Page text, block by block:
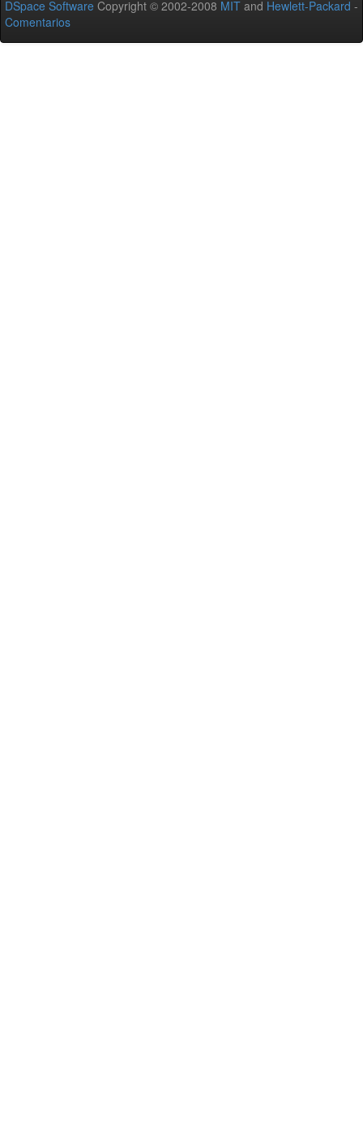
DSpace Software Copyright © 2002-2008 MIT and Hewlett-Packard -
Comentarios